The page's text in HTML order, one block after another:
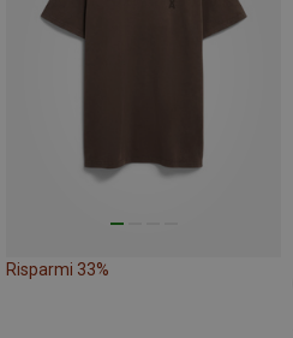
Risparmi 33%